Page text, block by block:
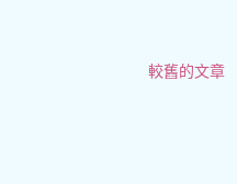
較舊的文章